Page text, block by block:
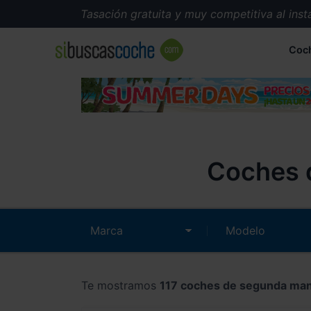
Tasación gratuita y muy competitiva al instante.
Coches
Te mostramos 117 coches de segunda